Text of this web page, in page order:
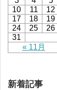
« 11月
10
11 12
17
18 19
24
25 26
31
新着記事